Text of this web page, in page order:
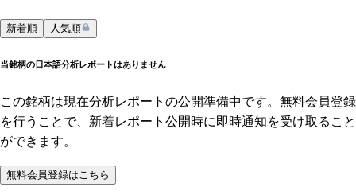
新着順 人気順
当銘柄の日本語分析レポートはありません
この銘柄は現在分析レポートの公開準備中です。無料会員登録
を行うことで、新着レポート公開時に即時通知を受け取ること
ができます。
無料会員登録はこちら